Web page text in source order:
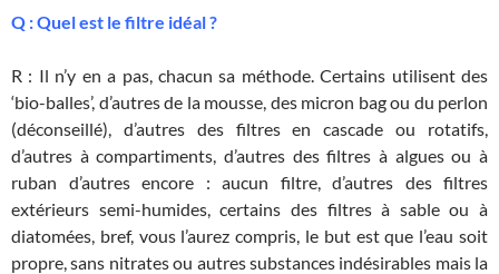
Q : Quel est le filtre idéal ?
R : Il n’y en a pas, chacun sa méthode. Certains utilisent des
‘bio-balles’, d’autres de la mousse, des micron bag ou du perlon
(déconseillé), d’autres des filtres en cascade ou rotatifs,
d’autres à compartiments, d’autres des filtres à algues ou à
ruban d’autres encore : aucun filtre, d’autres des filtres
extérieurs semi-humides, certains des filtres à sable ou à
diatomées, bref, vous l’aurez compris, le but est que l’eau soit
propre, sans nitrates ou autres substances indésirables mais la